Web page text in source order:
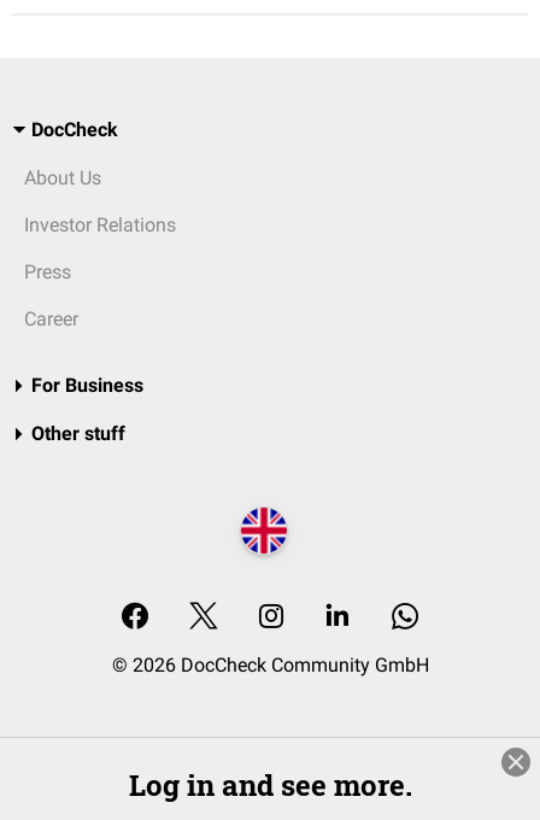
DocCheck
About Us
Investor Relations
Press
Career
For Business
Other stuff
© 2026 DocCheck Community GmbH
Log in and see more.